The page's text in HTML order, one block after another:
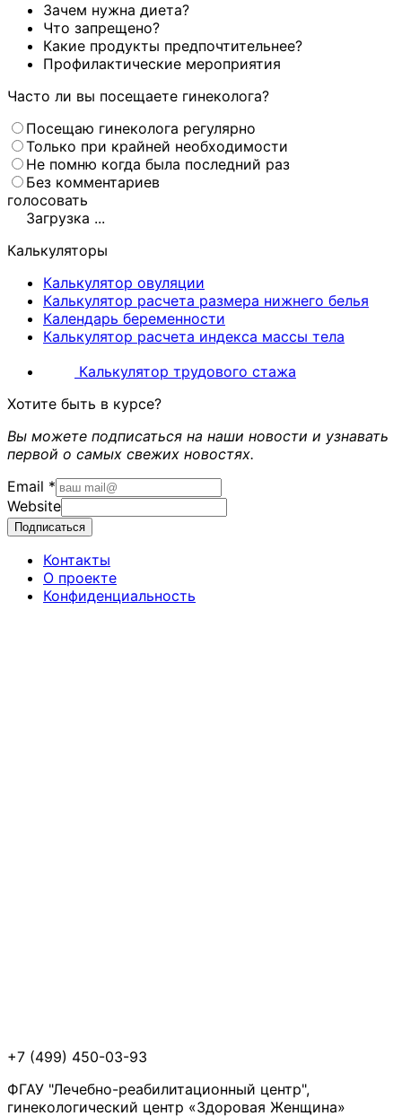
Зачем нужна диета?
Что запрещено?
Какие продукты предпочтительнее?
Профилактические мероприятия
Часто ли вы посещаете гинеколога?
Посещаю гинеколога регулярно
Только при крайней необходимости
Не помню когда была последний раз
Без комментариев
голосовать
Загрузка ...
Калькуляторы
Калькулятор овуляции
Калькулятор расчета размера нижнего белья
Календарь беременности
Калькулятор расчета индекса массы тела
Калькулятор трудового стажа
Хотите быть в курсе?
Вы можете подписаться на наши новости и узнавать
первой о самых свежих новостях.
Email *
Website
Подписаться
Контакты
О проекте
Конфиденциальность
+7 (499) 450-03-93
ФГАУ "Лечебно-реабилитационный центр",
гинекологический центр «Здоровая Женщина»